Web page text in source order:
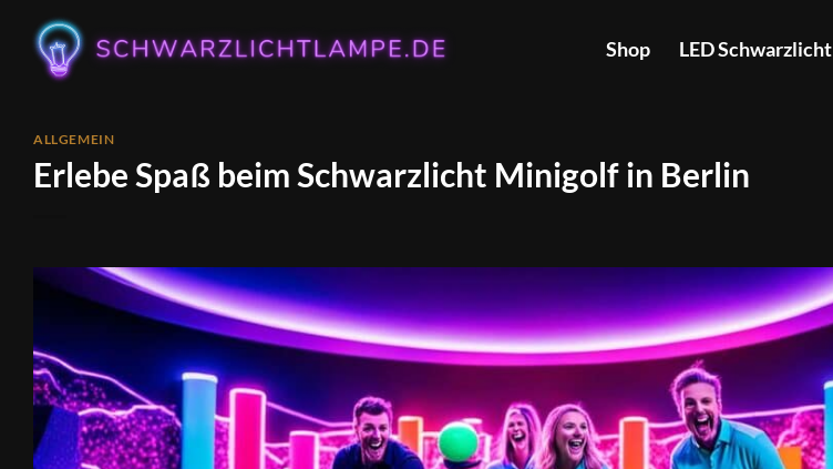
Inhalt
springen
Shop LED Schwarzlicht
ALLGEMEIN
Erlebe Spaß beim Schwarzlicht Minigolf in Berlin